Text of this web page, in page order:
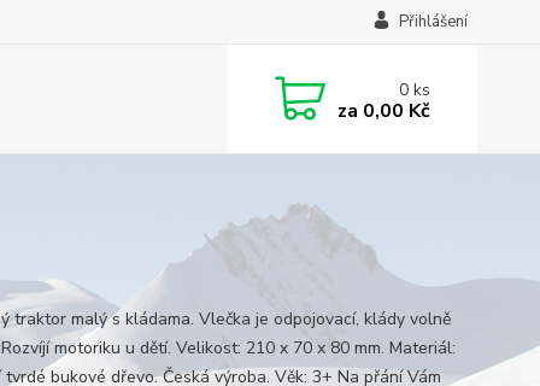
Přihlášení
0ks
za 0,00 Kč
traktor malý s kládama. Vlečka je odpojovací, klády volně
motoriku u dětí. Velikost: 210 x 70 x 80 mm. Materiál:
bukové dřevo. Česká výroba. Věk: 3+ Na přání Vám